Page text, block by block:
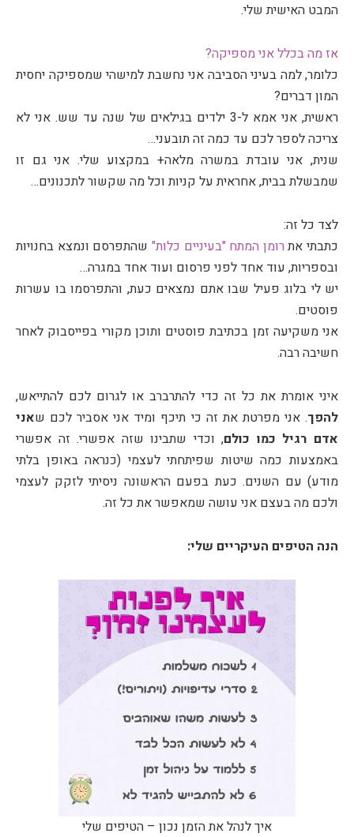
המבט האישית שלי.
אז מה בכלל אני מספיקה?
כלומר, למה בעיני הסביבה אני נחשבת למישהי שמספיקה יחסית
המון דברים?
ראשית, אני אמא ל-3 ילדים בגילאים של שנה עד שש. אני לא
צריכה לספר לכם עד כמה זה תובעני…
שנית, אני עובדת במשרה מלאה+ במקצוע שלי. אני גם זו
שמבשלת בבית, אחראית על קניות וכל מה שקשור לתכנונים…
לצד כל זה:
כתבתי אתרומן המתח "בעיניים כלות" שהתפרסם ונמצא בחנויות
ובספריות, עוד אחד לפני פרסום ועוד אחד במגרה…
יש לי בלוג פעיל שבו אתם נמצאים כעת, והתפרסמו בו עשרות
פוסטים.
אני משקיעה זמן בכתיבת פוסטים ותוכן מקורי בפייסבוק לאחר
חשיבה רבה.
איני אומרת את כל זה כדי להתרברב או לגרום לכם להתייאש,
להפך. אני מפרטת את זה כי תיכף ומיד אני אסביר לכם שאני
אדם רגיל כמו כולם, וכדי שתבינו שזה אפשרי. זה אפשרי
באמצעות כמה שיטות שפיתחתי לעצמי (כנראה באופן בלתי
מודע) עם השנים. כעת בפעם הראשונה ניסיתי לזקק לעצמי
ולכם מה בעצם אני עושה שמאפשר את כל זה.
הנה הטיפים העיקריים שלי:
איך לנהל את הזמן נכון – הטיפים שלי